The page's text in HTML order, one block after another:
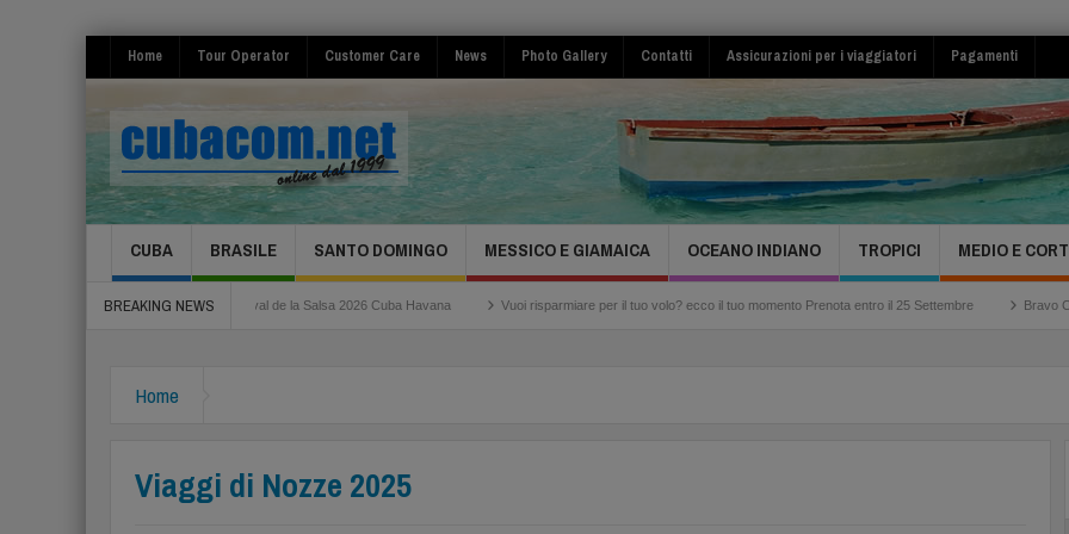
Home Tour Operator Customer Care News Photo Gallery Contatti Assicurazioni per i viaggiatori Pagamenti
CUBA BRASILE SANTO DOMINGO MESSICO E GIAMAICA OCEANO INDIANO TROPICI MEDIO E
BREAKING NEWS
Festival de la Salsa 2026 Cuba Havana Vuoi risparmiare per il tuo volo? ecco il tuo momento Prenota entro il 25 Settembre Bravo Club Viva Miches
Home
Viaggi di Nozze 2025